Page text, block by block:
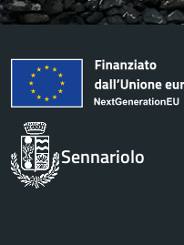
Sennariolo